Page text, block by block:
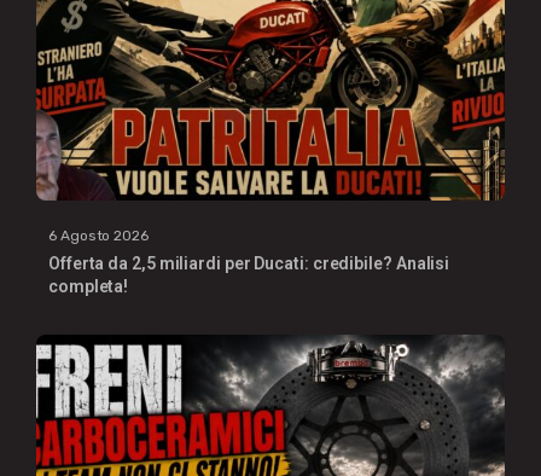
6 Agosto 2026
Offerta da 2,5 miliardi per Ducati: credibile? Analisi
completa!